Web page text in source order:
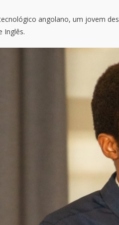
angolano, um jovem
Inglês.